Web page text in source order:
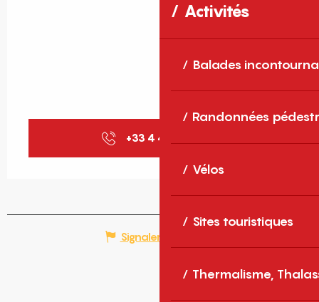
Activités
Balades
Randonnées
Vélos
Sites touristiques
Thermalisme,
+33 4 48 98 00
Signaler une erreur